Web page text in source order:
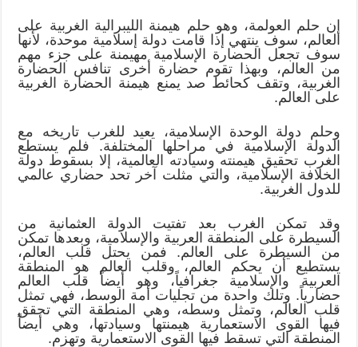
إن حلم العولمة، وهو حلم هيمنة الليبرالية الغربية على
العالم، سوف ينتهي إذا قامت دولة إسلامية موحدة، لأنها
سوف تجعل الحضارة الإسلامية مهيمنة على جزء مهم
من العالم، وبهذا تقوم حضارة أخرى تنافس الحضارة
الغربية، وتقف كحائط صد يمنع هيمنة الحضارة الغربية
على العالم.
وحلم دولة الوحدة الإسلامية، يعيد للغرب تاريخه مع
الدولة الإسلامية في مراحلها المختلفة. فلم يستطع
الغرب تحقيق هيمنته وسيادته العالمية، إلا بسقوط دولة
الخلافة الإسلامية، والتي مثلت آخر تحد حضاري عالمي
للدول الغربية.
وقد تمكن الغرب بعد تفتيت الدولة العثمانية من
السيطرة على المنطقة العربية والإسلامية، وبعدها تمكن
من السيطرة على العالم. فمن يحتل قلب العالم،
يستطيع أن يحكم العالم، وقلب العالم هو المنطقة
العربية والإسلامية جغرافياً، وهو أيضاً قلب العالم
حضارياً. وتلك واحدة من تجليات أمة الوسط، فهي تمثل
قلب العالم، وتمثل وسطه، وهي المنطقة التي تحقق
فيها القوى الاستعمارية هيمنتها وسيادتها، وهي أيضاً
المنطقة التي تسقط فيها القوى الاستعمارية وتهزم.